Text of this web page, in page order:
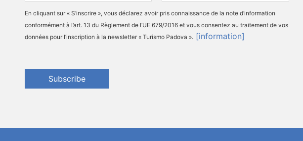
En cliquant sur « S’inscrire », vous déclarez avoir pris connaissance de la note d’information
conformément à l’art. 13 du Règlement de l’UE 679/2016 et vous consentez au traitement de vos
données pour l’inscription à la newsletter « Turismo Padova ». [information]
Subscribe